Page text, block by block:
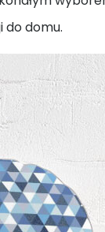
do domu.